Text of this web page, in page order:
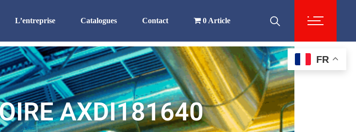
L’entreprise
Organisation
Equipement
Recrutement
Histoire
Catalogues Contact 0 Article
AXDI181640
FR